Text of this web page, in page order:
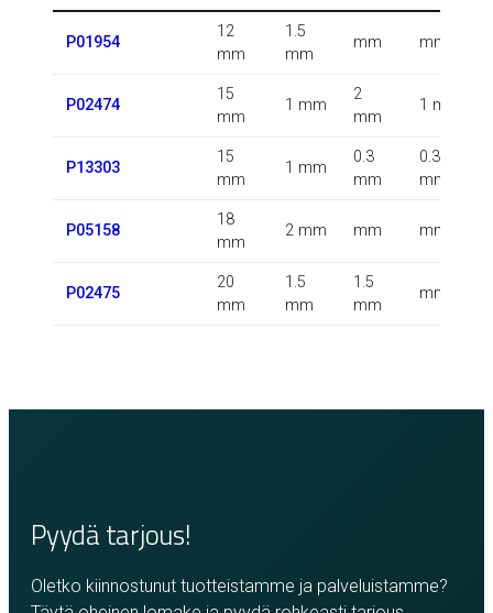
P01954
12
mm
1.5
mm
mm mm
P02474
15
mm
1 mm
2
mm
1 mm
P13303
15
mm
1 mm
0.3
mm
0.3
mm
P05158
18
mm
2 mm mm mm
P02475
20
mm
1.5
mm
1.5
mm
mm
Pyydä tarjous!
Oletko kiinnostunut tuotteistamme ja palveluistamme?